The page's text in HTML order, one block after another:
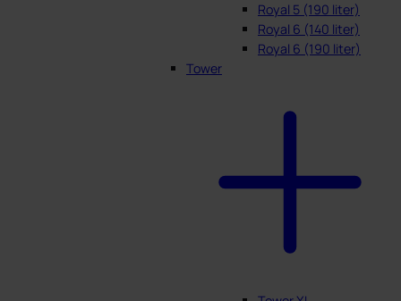
Royal 5 (190 liter)
Royal 6 (140 liter)
Royal 6 (190 liter)
Tower